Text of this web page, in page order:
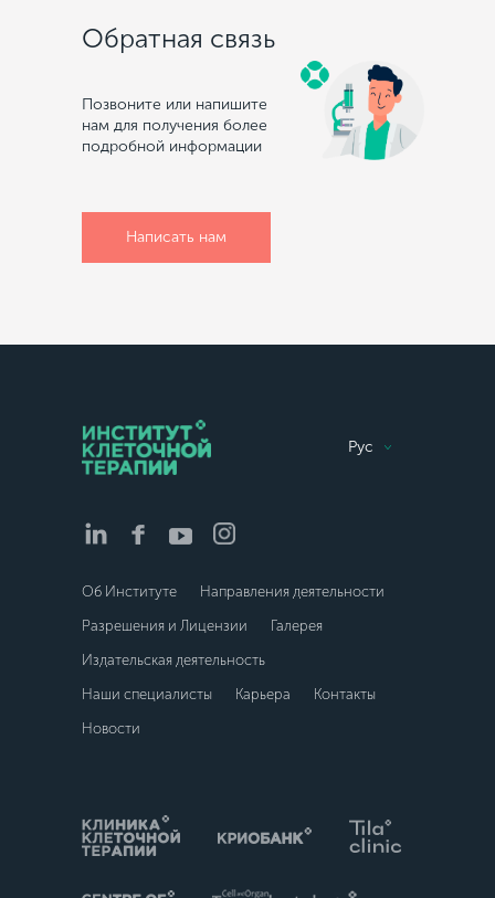
Обратная связь
Позвоните или напишите
нам для получения более
подробной информации
Написать нам
Рус
Об Институте Направления деятельности
Разрешения и Лицензии Галерея
Издательская деятельность
Наши специалисты Карьера Контакты
Новости